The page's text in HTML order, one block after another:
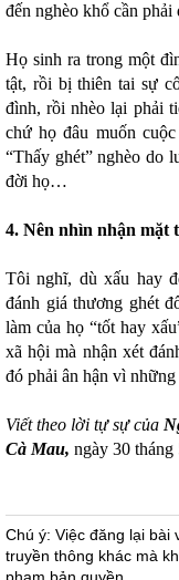
đến nghèo khổ cần
Họ sinh ra trong một
tật, rồi bị thiên tai sự
đình, rồi nhèo lại phải
chứ họ đâu muốn
“Thấy ghét” nghèo do
đời họ…
4. Nên nhìn nhận mặt
Tôi nghĩ, dù xấu hay
đánh giá thương ghét
làm của họ “tốt hay
xã hội mà nhận xét
đó phải ân hận vì
Viết theo lời tự sự của
Cà Mau, ngày 30
Chú ý: Việc đăng lại bài
truyền thông khác mà